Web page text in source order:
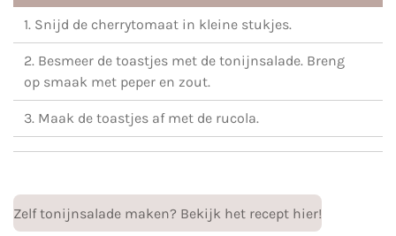
1. Snijd de cherrytomaat in kleine stukjes.
2. Besmeer de toastjes met de tonijnsalade. Breng
op smaak met peper en zout.
3. Maak de toastjes af met de rucola.
Zelf tonijnsalade maken? Bekijk het recept hier!